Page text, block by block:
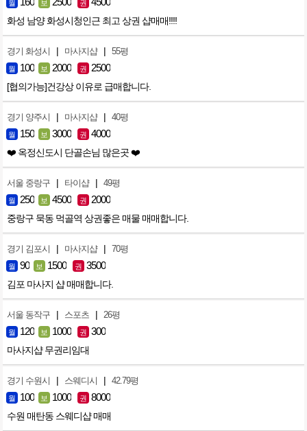
월 보 권
화성 남양 화성시청인근 최고 상권 샵매매!!!!
경기 화성시 | 마사지샵 | 55평
월 100 보 2000 권 2500
[협의가능]건강상 이유로 급매합니다.
경기 양주시 | 마사지샵 | 40평
월 150 보 3000 권 4000
❤️ 옥정신도시 단골손님 많은곳 ❤️
서울 중랑구 | 타이샵 | 49평
월 250 보 4500 권 2000
중랑구 묵동 먹골역 상권좋은 매물 매매합니다.
경기 김포시 | 마사지샵 | 70평
월 90 보 1500 권 3500
김포 마사지 샵 매매합니다.
서울 동작구 | 스포츠 | 26평
월 120 보 1000 권 300
마사지샵 무권리임대
경기 수원시 | 스웨디시 | 42.79평
월 100 보 1000 권 8000
수원 매탄동 스웨디샵 매매